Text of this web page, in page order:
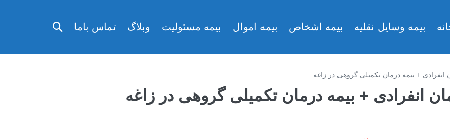
بیمه وسایل نقلیه بیمه اشخاص بیمه اموال بیمه مسئولیت وبلاگ تماس باما
تغییر
انفرادی + بیمه درمان تکمیلی گروهی در زاغه
انفرادی + بیمه درمان تکمیلی گروهی در زاغه